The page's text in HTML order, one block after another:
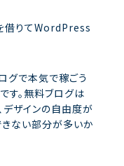
借りてWordPress
グで本気で稼ごう
す。無料ブログは
デザインの自由度が
きない部分が多いか